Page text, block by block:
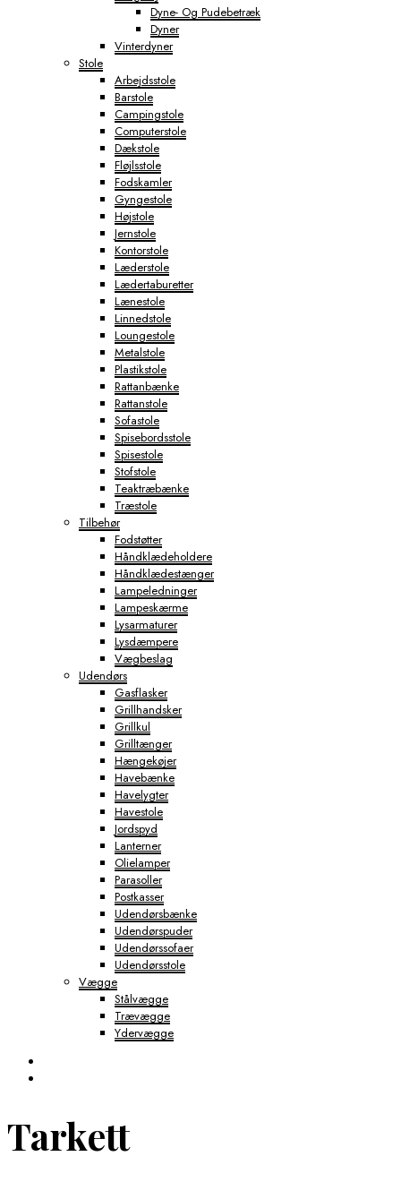
Dyne- Og Pudebetræk
Dyner
Vinterdyner
Stole
Arbejdsstole
Barstole
Campingstole
Computerstole
Dækstole
Fløjlsstole
Fodskamler
Gyngestole
Højstole
Jernstole
Kontorstole
Læderstole
Lædertaburetter
Lænestole
Linnedstole
Loungestole
Metalstole
Plastikstole
Rattanbænke
Rattanstole
Sofastole
Spisebordsstole
Spisestole
Stofstole
Teaktræbænke
Træstole
Tilbehør
Fodstøtter
Håndklædeholdere
Håndklædestænger
Lampeledninger
Lampeskærme
Lysarmaturer
Lysdæmpere
Vægbeslag
Udendørs
Gasflasker
Grillhandsker
Grillkul
Grilltænger
Hængekøjer
Havebænke
Havelygter
Havestole
Jordspyd
Lanterner
Olielamper
Parasoller
Postkasser
Udendørsbænke
Udendørspuder
Udendørssofaer
Udendørsstole
Vægge
Stålvægge
Trævægge
Ydervægge
Tarkett